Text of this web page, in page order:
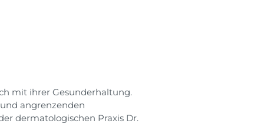
mit ihrer Gesunderhaltung.
angrenzenden
dermatologischen Praxis Dr.